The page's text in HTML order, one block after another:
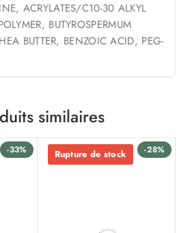
ACRYLATES/C10-30 ALKYL
BUTYROSPERMUM
BUTTER, BENZOIC ACID, PEG-
similaires
-33% -28%
Rupture de stock